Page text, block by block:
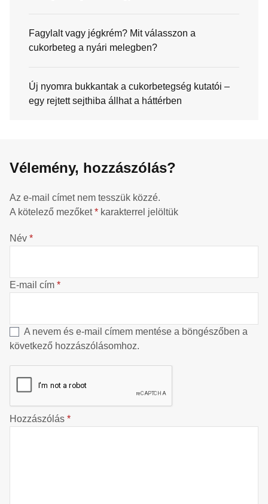
Fagylalt vagy jégkrém? Mit válasszon a
cukorbeteg a nyári melegben?
Új nyomra bukkantak a cukorbetegség kutatói –
egy rejtett sejthiba állhat a háttérben
Vélemény, hozzászólás?
Az e-mail címet nem tesszük közzé.
A kötelező mezőket* karakterrel jelöltük
Név *
E-mail cím *
A nevem és e-mail címem mentése a böngészőben a
következő hozzászólásomhoz.
Hozzászólás *